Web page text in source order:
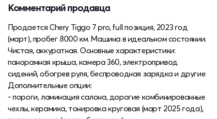
Комментарий продавца
Продается Chery Tiggo 7 pro, full позиция, 2023 год
(март), пробег 8000 км. Машина в идеальном состоянии.
Чистая, аккуратная. Основные характеристики:
панорамная крыша, камера 360, электропривод
сидений, обогрев руля, беспроводная зарядка и другие
Дополнительные опции:
- пороги, ламинация салона, дорогие комбинированные
чехлы, керамика, тонировка круговая (март 2025 года),